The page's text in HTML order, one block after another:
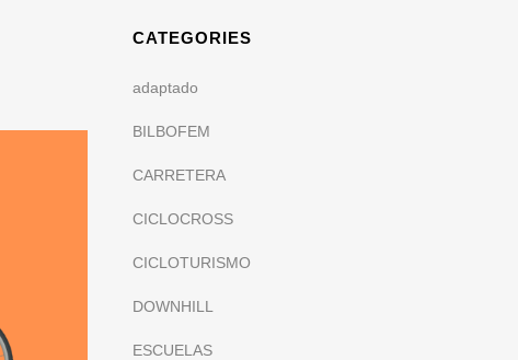
CATEGORIES
adaptado
BILBOFEM
CARRETERA
CICLOCROSS
CICLOTURISMO
DOWNHILL
ESCUELAS